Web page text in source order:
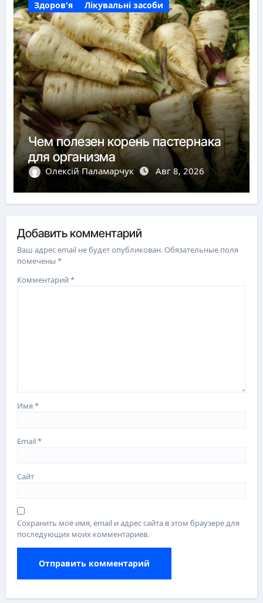
Здоров'я Лікувальні засоби
Чем полезен корень пастернака
для организма
Олексій Паламарчук Авг 8, 2026
Добавить комментарий
Ваш адрес email не будет опубликован.Обязательные поля
помечены*
Комментарий*
Имя*
Email*
Сайт
Сохранить моё имя, email и адрес сайта в этом браузере для
последующих моих комментариев.